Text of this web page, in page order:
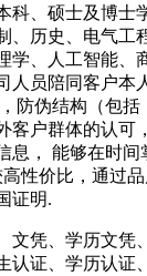
、硕士及博
历史、电气
、人工智能
员陪同客户
伪结构（包
户群体的认
， 能够在时
价比，通过
证明.
凭、学历文
证、学历认